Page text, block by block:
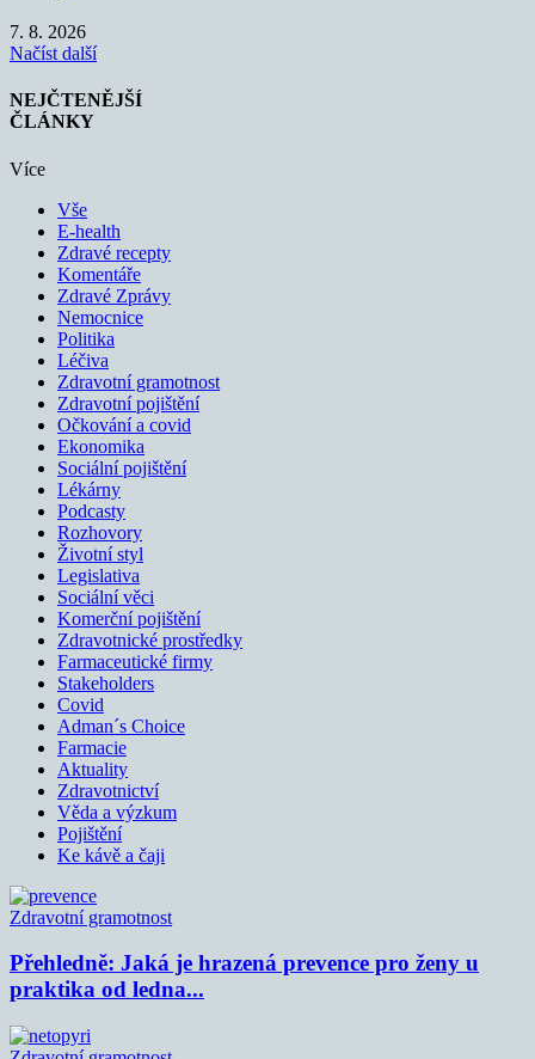
7. 8. 2026
Načíst další
NEJČTENĚJŠÍ
ČLÁNKY
Více
Vše
E-health
Zdravé recepty
Komentáře
Zdravé Zprávy
Nemocnice
Politika
Léčiva
Zdravotní gramotnost
Zdravotní pojištění
Očkování a covid
Ekonomika
Sociální pojištění
Lékárny
Podcasty
Rozhovory
Životní styl
Legislativa
Sociální věci
Komerční pojištění
Zdravotnické prostředky
Farmaceutické firmy
Stakeholders
Covid
Adman´s Choice
Farmacie
Aktuality
Zdravotnictví
Věda a výzkum
Pojištění
Ke kávě a čaji
Zdravotní gramotnost
Přehledně: Jaká je hrazená prevence pro ženy u
praktika od ledna...